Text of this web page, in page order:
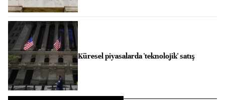
Küresel piyasalarda 'teknolojik' satış